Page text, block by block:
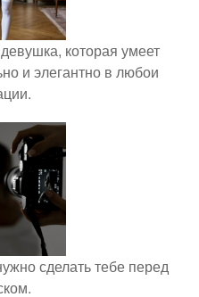
которая умеет
и элегантно в любои
сделать тебе перед